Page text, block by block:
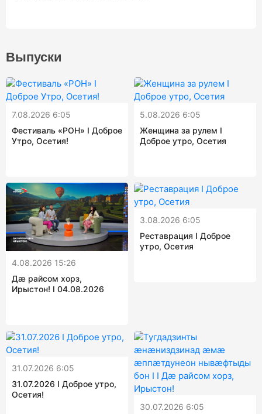
Выпуски
7.08.2026 6:05
Фестиваль «РОН» I Доброе
Утро, Осетия!
5.08.2026 6:05
Женщина за рулем I
Доброе утро, Осетия
4.08.2026 15:26
Дæ райсом хорз,
Ирыстон! I 04.08.2026
3.08.2026 6:05
Реставрация I Доброе
утро, Осетия
31.07.2026 6:05
31.07.2026 I Доброе утро,
Осетия!
30.07.2026 6:05